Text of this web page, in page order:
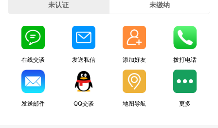
未认证 未缴纳
在线交谈 发送私信 添加好友 拨打电话
发送邮件 QQ交谈 地图导航 更多